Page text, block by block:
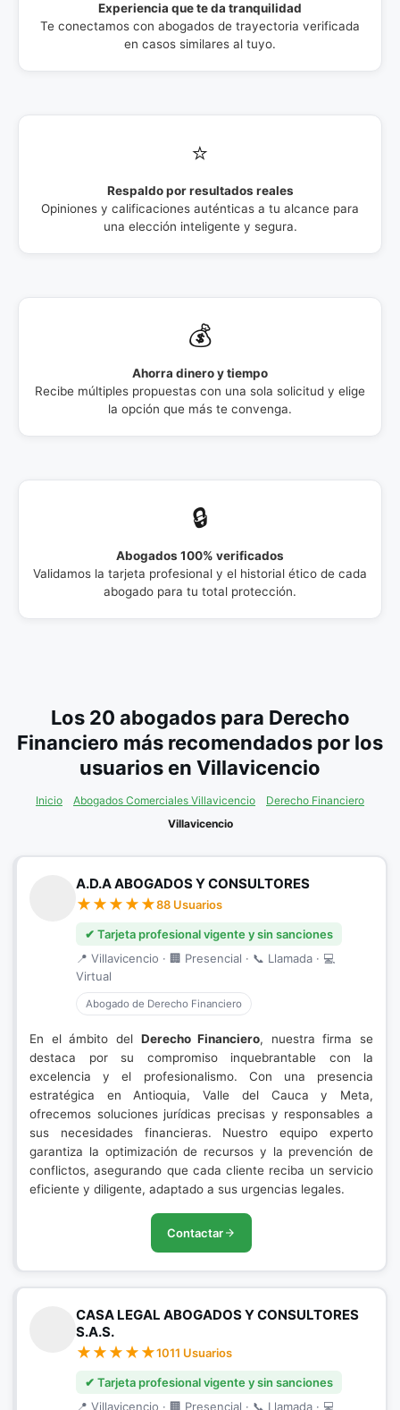
Experiencia que te da tranquilidad
Te conectamos con abogados de trayectoria verificada
en casos similares al tuyo.
⭐
Respaldo por resultados reales
Opiniones y calificaciones auténticas a tu alcance para
una elección inteligente y segura.
💰
Ahorra dinero y tiempo
Recibe múltiples propuestas con una sola solicitud y elige
la opción que más te convenga.
🔒
Abogados 100% verificados
Validamos la tarjeta profesional y el historial ético de cada
abogado para tu total protección.
Los 20 abogados para Derecho
Financiero más recomendados por los
usuarios en Villavicencio
Inicio Abogados Comerciales Villavicencio
Derecho Financiero
Villavicencio
A.D.A ABOGADOS Y CONSULTORES
88 Usuarios
✔ Tarjeta profesional vigente y sin sanciones
📍 Villavicencio · 🏢 Presencial · 📞 Llamada · 💻
Virtual
Abogado de Derecho Financiero
En el ámbito del Derecho Financiero, nuestra firma se
destaca por su compromiso inquebrantable con la
excelencia y el profesionalismo. Con una presencia
estratégica en Antioquia, Valle del Cauca y Meta,
ofrecemos soluciones jurídicas precisas y responsables a
sus necesidades financieras. Nuestro equipo experto
garantiza la optimización de recursos y la prevención de
conflictos, asegurando que cada cliente reciba un servicio
eficiente y diligente, adaptado a sus urgencias legales.
Contactar
CASA LEGAL ABOGADOS Y CONSULTORES
S.A.S.
1011 Usuarios
✔ Tarjeta profesional vigente y sin sanciones
📍 Villavicencio · 🏢 Presencial · 📞 Llamada · 💻